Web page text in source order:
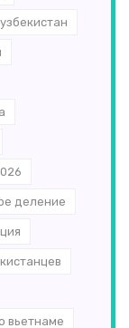
деление
вьетнаме